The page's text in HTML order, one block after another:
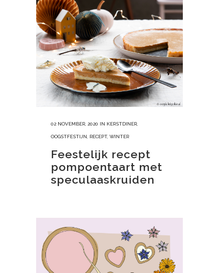
02 NOVEMBER, 2020 IN KERSTDINER
OOGSTFESTIJN RECEPT, WINTER
Feestelijk recept
pompoentaart met
speculaaskruiden